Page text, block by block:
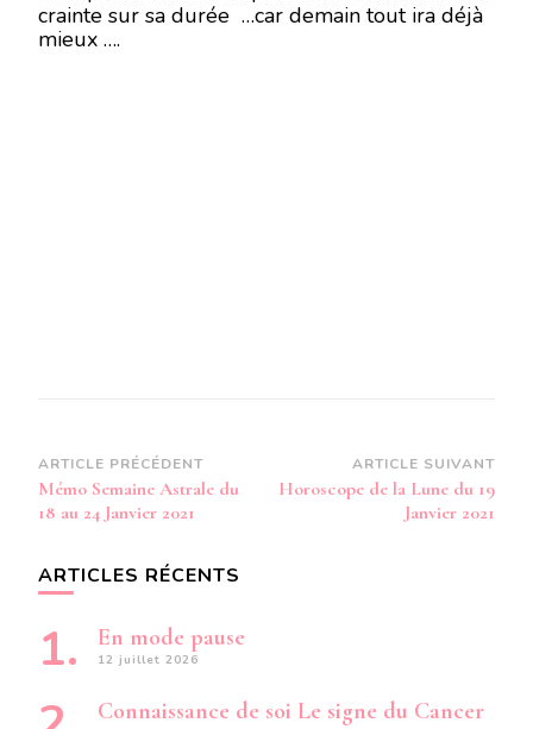
crainte sur sa durée …car demain tout ira déjà
mieux ….
Navigation
d’article
ARTICLE PRÉCÉDENT
Mémo Semaine Astrale du
18 au 24 Janvier 2021
ARTICLE SUIVANT
Horoscope de la Lune du 19
Janvier 2021
ARTICLES RÉCENTS
En mode pause
12 juillet 2026
Connaissance de soi Le signe du Cancer